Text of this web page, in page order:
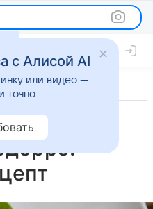
с Алисой AI
или видео —
точно